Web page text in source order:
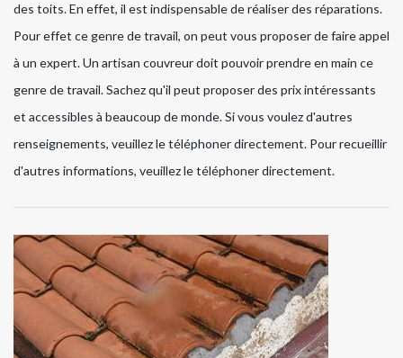
des toits. En effet, il est indispensable de réaliser des réparations.
Pour effet ce genre de travail, on peut vous proposer de faire appel
à un expert. Un artisan couvreur doit pouvoir prendre en main ce
genre de travail. Sachez qu'il peut proposer des prix intéressants
et accessibles à beaucoup de monde. Si vous voulez d'autres
renseignements, veuillez le téléphoner directement. Pour recueillir
d'autres informations, veuillez le téléphoner directement.